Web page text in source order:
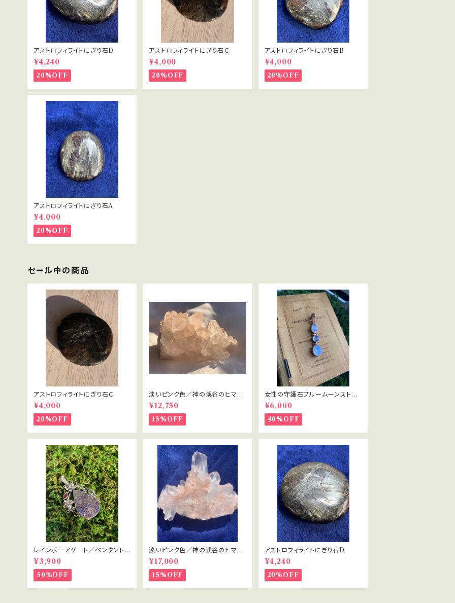
アストロフィライトにぎり石D
¥4,240
20%OFF
アストロフィライトにぎり石Ｃ
¥4,000
20%OFF
アストロフィライトにぎり石B
¥4,000
20%OFF
アストロフィライトにぎり石A
¥4,000
20%OFF
セール中の商品
アストロフィライトにぎり石Ｃ
¥4,000
20%OFF
淡いピンク色／神の渓谷のヒマラ
ヤ水晶 1
¥12,750
15%OFF
女性の守護石ブルームーンストー
ン
¥6,000
40%OFF
レインボーアゲート／ペンダントト
ップ／未知の世界
¥3,900
50%OFF
淡いピンク色／神の渓谷のヒマラ
ヤ水晶 2
¥17,000
15%OFF
アストロフィライトにぎり石D
¥4,240
20%OFF